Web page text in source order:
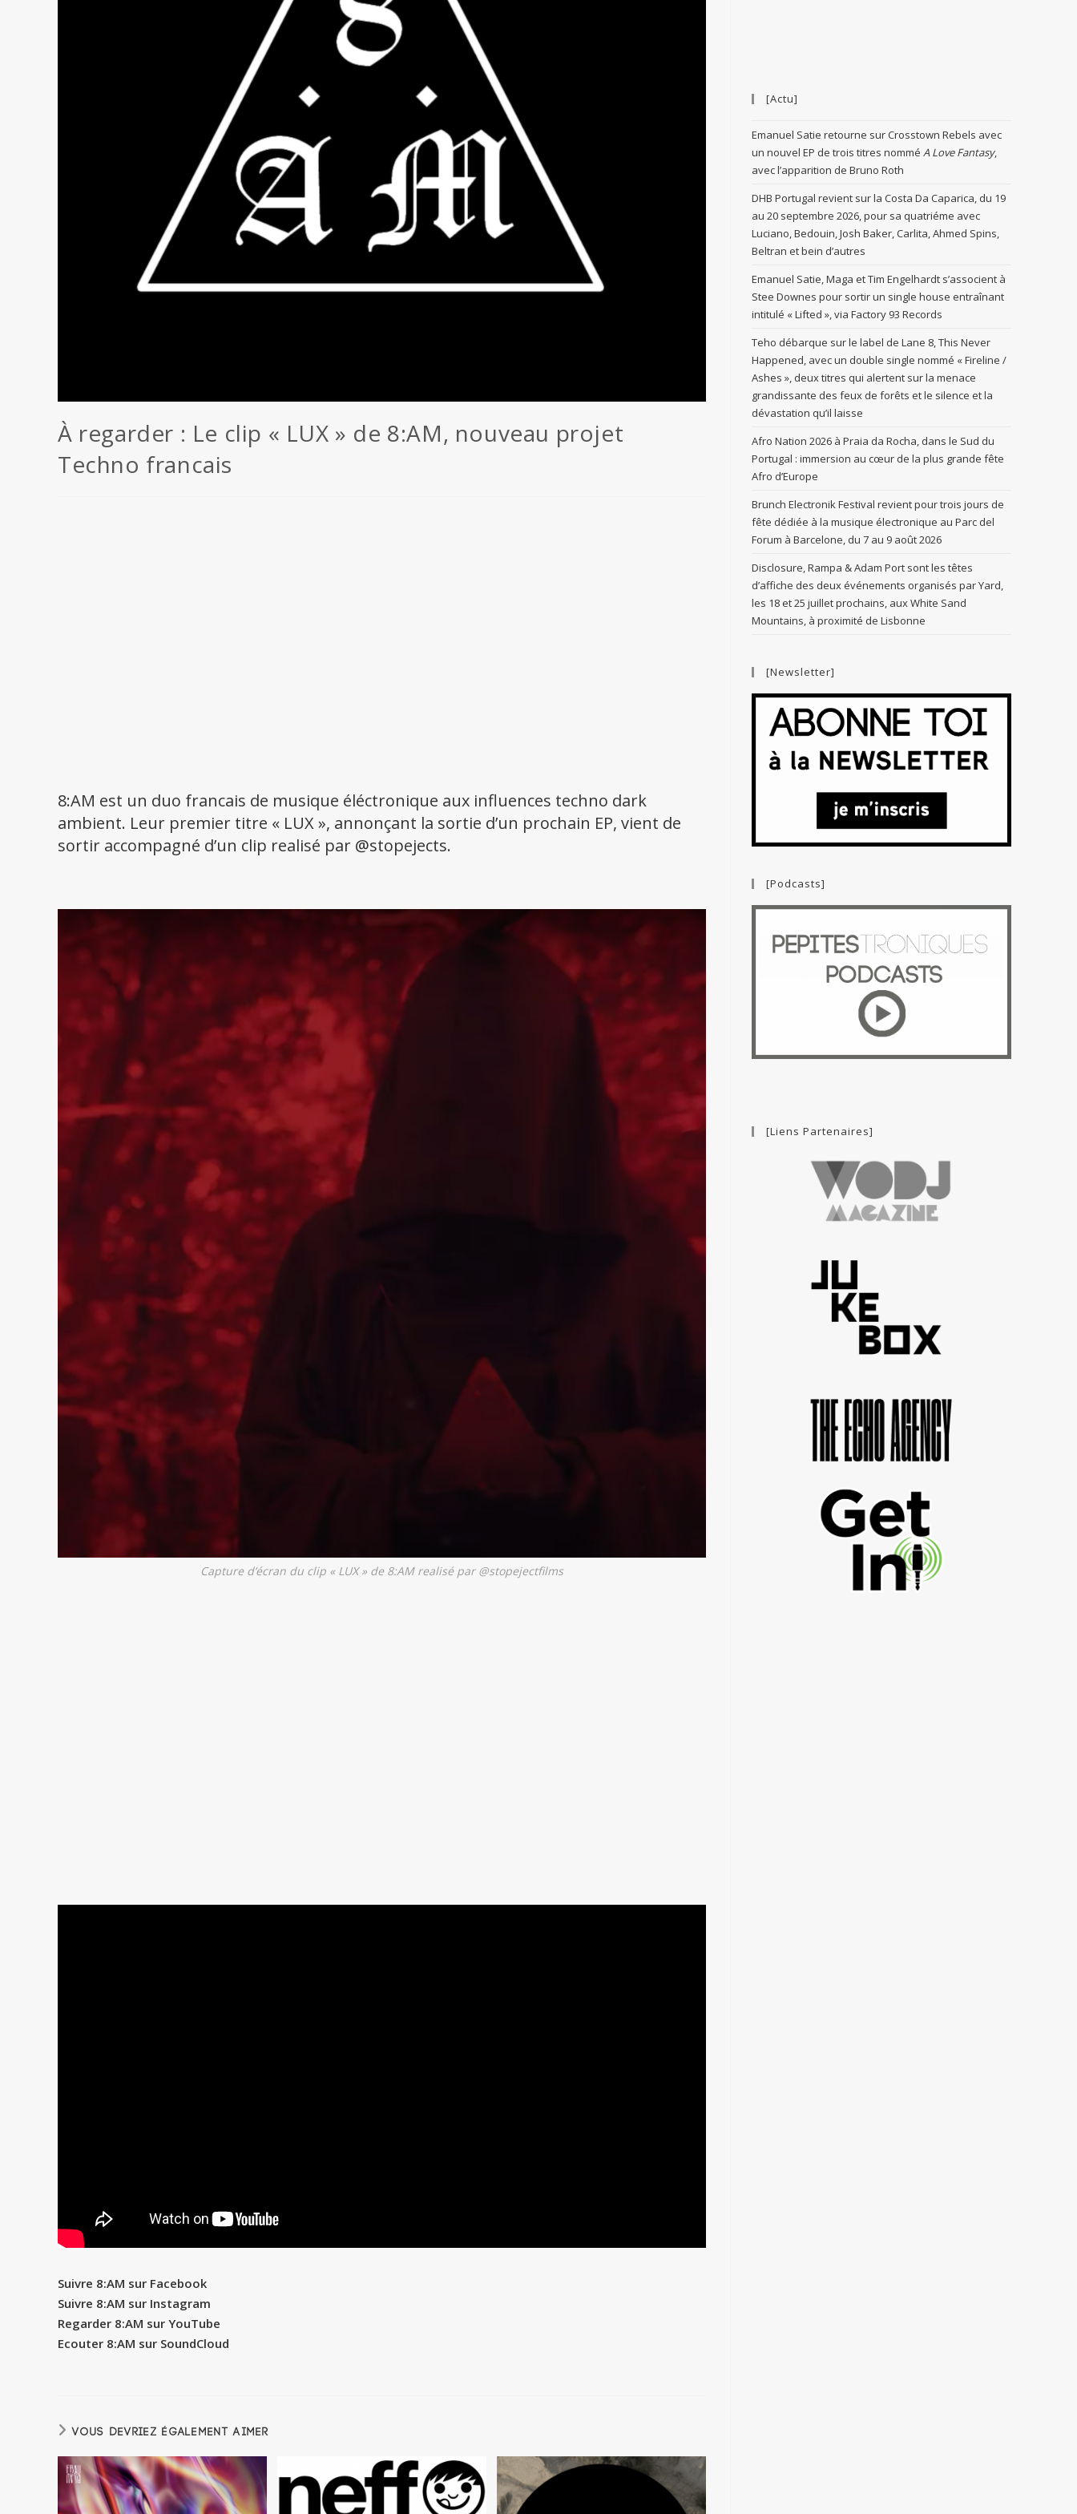
À regarder : Le clip « LUX » de 8:AM, nouveau projet
Techno francais
8:AM est un duo francais de musique éléctronique aux influences techno dark
ambient. Leur premier titre « LUX », annonçant la sortie d’un prochain EP, vient de
sortir accompagné d’un clip realisé par @stopejects.
Capture d’écran du clip « LUX » de 8:AM realisé par @stopejectfilms
Suivre 8:AM sur Facebook
Suivre 8:AM sur Instagram
Regarder 8:AM sur YouTube
Ecouter 8:AM sur SoundCloud
VOUS DEVRIEZ ÉGALEMENT AIMER
[Actu]
Emanuel Satie retourne sur Crosstown Rebels avec
un nouvel EP de trois titres nommé A Love Fantasy,
avec l’apparition de Bruno Roth
DHB Portugal revient sur la Costa Da Caparica, du 19
au 20 septembre 2026, pour sa quatriéme avec
Luciano, Bedouin, Josh Baker, Carlita, Ahmed Spins,
Beltran et bein d’autres
Emanuel Satie, Maga et Tim Engelhardt s’associent à
Stee Downes pour sortir un single house entraînant
intitulé « Lifted », via Factory 93 Records
Teho débarque sur le label de Lane 8, This Never
Happened, avec un double single nommé « Fireline /
Ashes », deux titres qui alertent sur la menace
grandissante des feux de forêts et le silence et la
dévastation qu’il laisse
Afro Nation 2026 à Praia da Rocha, dans le Sud du
Portugal : immersion au cœur de la plus grande fête
Afro d’Europe
Brunch Electronik Festival revient pour trois jours de
fête dédiée à la musique électronique au Parc del
Forum à Barcelone, du 7 au 9 août 2026
Disclosure, Rampa & Adam Port sont les têtes
d’affiche des deux événements organisés par Yard,
les 18 et 25 juillet prochains, aux White Sand
Mountains, à proximité de Lisbonne
[Newsletter]
[Podcasts]
[Liens Partenaires]